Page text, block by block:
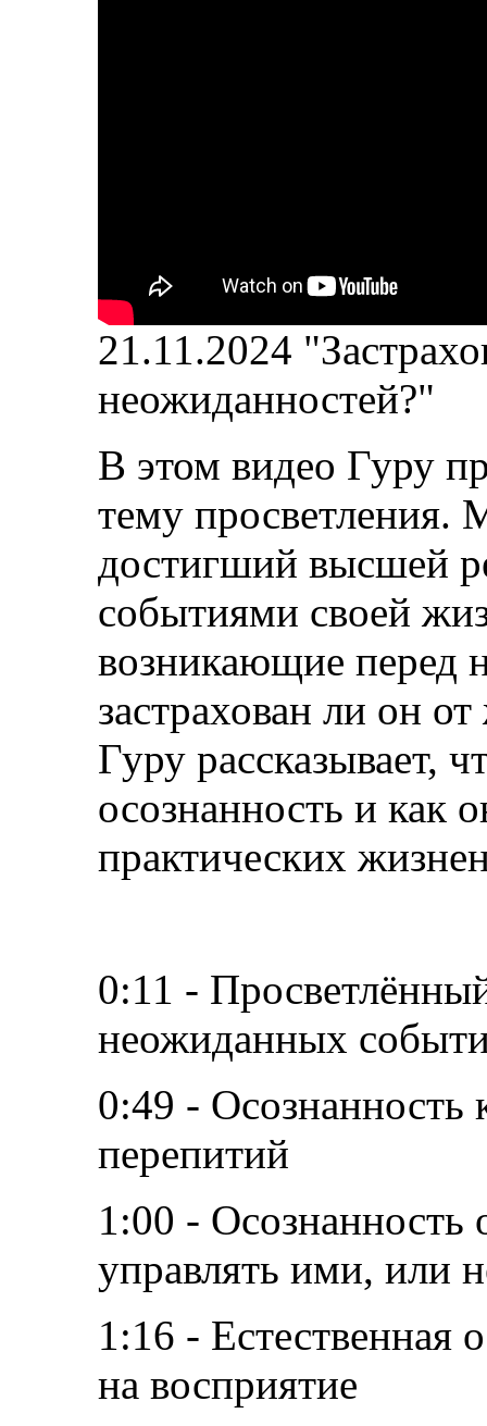
21.11.2024
неожиданностей?"
В этом видео Гуру
тему просветления.
достигший высшей
событиями своей
возникающие перед
застрахован ли он
Гуру рассказывает,
осознанность и как
практических
0:11 -
неожиданных
0:49 - Осознанность
перепитий
1:00 - Осознанность
управлять ими, или
1:16 - Естественная
на восприятие